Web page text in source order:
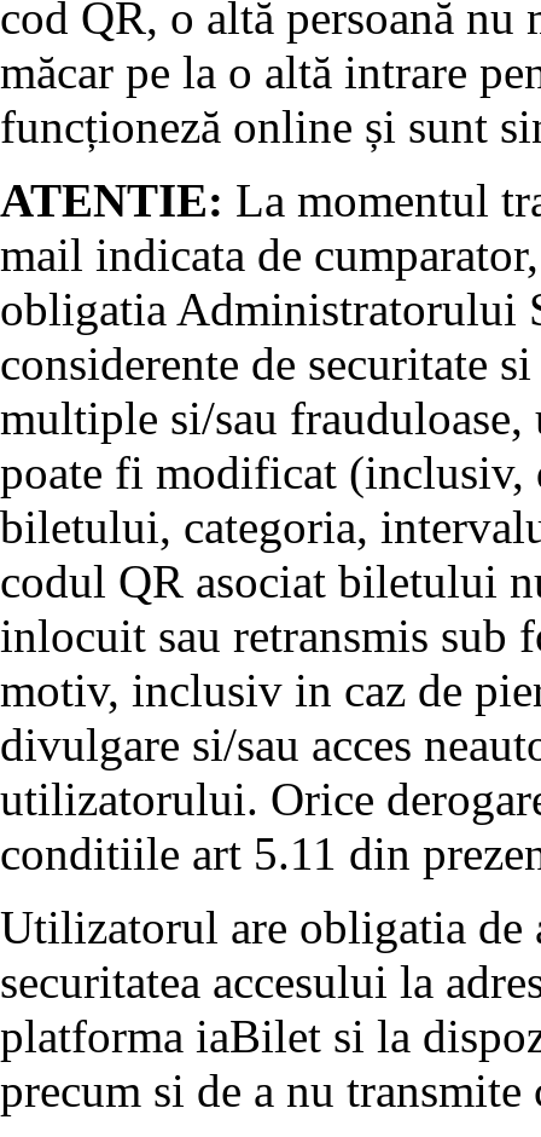
cod QR, o altă persoană nu
măcar pe la o altă intrare
funcționeză online și sunt
ATENTIE: La momentul
mail indicata de
obligatia Administratorului
considerente de securitate
multiple si/sau
poate fi modificat (inclusiv,
biletului, categoria,
codul QR asociat biletului
inlocuit sau retransmis sub
motiv, inclusiv in caz de
divulgare si/sau acces
utilizatorului. Orice
conditiile art 5.11 din
Utilizatorul are obligatia de
securitatea accesului la
platforma iaBilet si la
precum si de a nu